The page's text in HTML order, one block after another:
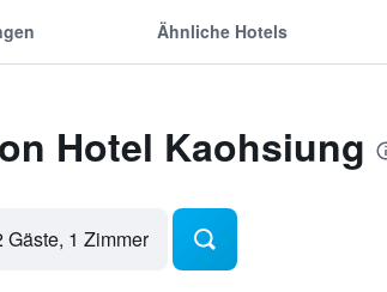
Ähnliche Hotels
Hotel Kaohsiung
Gäste, 1 Zimmer